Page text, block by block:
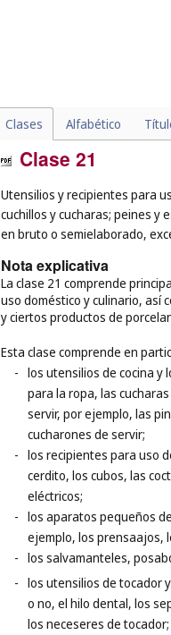
Clases Alfabético
Clase 21
Utensilios y recipientes para
cuchillos y cucharas; peines y
en bruto o semielaborado,
Nota explicativa
La clase 21 comprende
uso doméstico y culinario, así
y ciertos productos de
Esta clase comprende en
- los utensilios de cocina y
para la ropa, las
servir, por ejemplo, las
cucharones de servir;
- los recipientes para uso
cerdito, los cubos, las
eléctricos;
- los aparatos pequeños
ejemplo, los prensaajos,
- los salvamanteles,
- los utensilios de tocador
o no, el hilo dental, los
los neceseres de tocador;